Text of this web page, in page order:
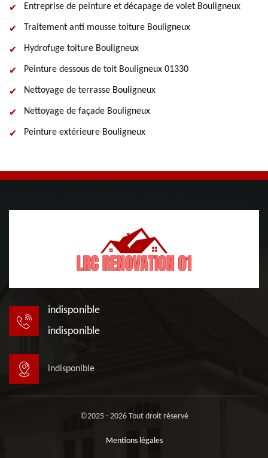
Entreprise de peinture et décapage de volet Bouligneux
Traitement anti mousse toiture Bouligneux
Hydrofuge toiture Bouligneux
Peinture dessous de toit Bouligneux 01330
Nettoyage de terrasse Bouligneux
Nettoyage de façade Bouligneux
Peinture extérieure Bouligneux
indisponible
indisponible
indisponible
©2025 - 2026 Tout droit réservé
Mentions légales